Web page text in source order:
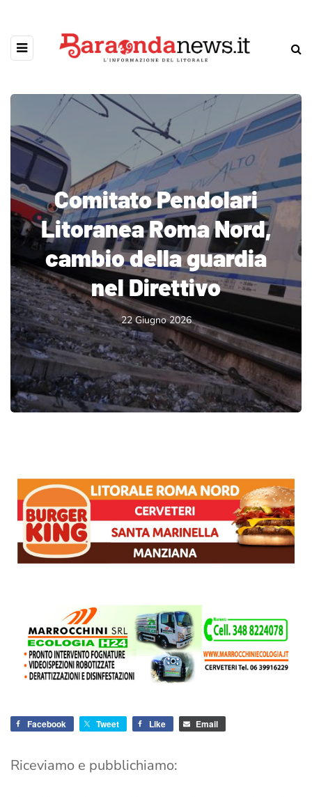
Comitato Pendolari
Litoranea Roma Nord,
cambio della guardia
nel Direttivo
22 Giugno 2026
Facebook Tweet Like Email
Riceviamo e pubblichiamo: